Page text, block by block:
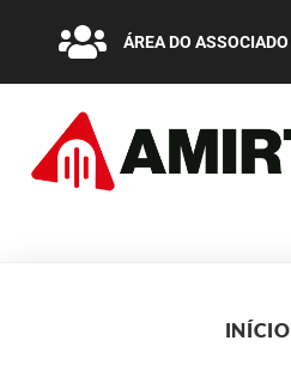
ÁREA DO ASSOCIADO
INÍCIO